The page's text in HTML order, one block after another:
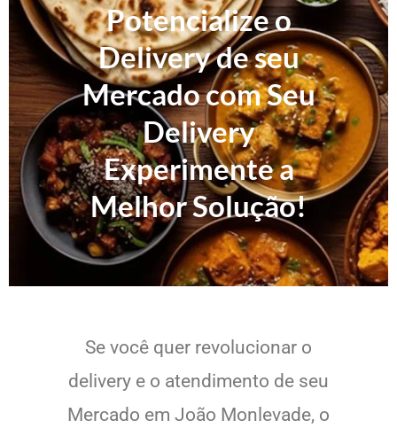
Potencialize o
Delivery de seu
Mercado com Seu
Delivery
Experimente a
Melhor Solução!
Se você quer revolucionar o
delivery e o atendimento de seu
Mercado em João Monlevade, o